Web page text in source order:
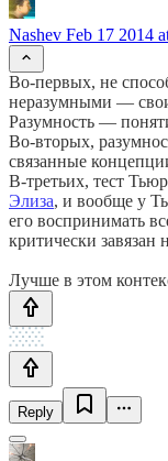
Nashev Feb 17 2014
Во-первых, не
неразумными —
Разумность —
Во-вторых,
связанные
В-третьих, тест
Элиза, и вообще у
его воспринимать
критически завязан
Лучше в этом
Reply